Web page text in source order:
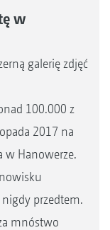
w
galerię zdjęć
100.000 z
2017 na
w Hanowerze.
przedtem.
mnóstwo